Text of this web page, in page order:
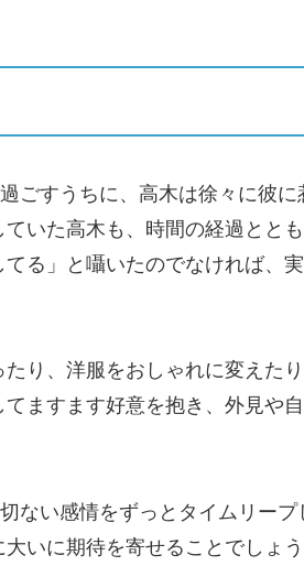
ごすうちに、高木は徐々に彼に
いた高木も、時間の経過とと
る」と囁いたのでなければ、
り、洋服をおしゃれに変えた
ますます好意を抱き、外見や
ない感情をずっとタイムリープ
いに期待を寄せることでしょ